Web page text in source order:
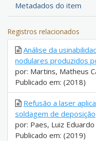
Metadados do item
Registros relacionados
Análise da
nodulares produzidos
por: Martins, Matheus
Publicado em: (2018)
Refusão a laser
soldagem de deposição
por: Paes, Luiz
Publicado em: (2019)